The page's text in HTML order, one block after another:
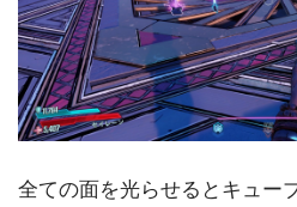
全ての面を光らせるとキュー